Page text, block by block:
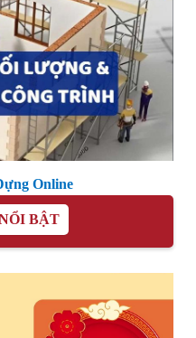
Online
BẬT